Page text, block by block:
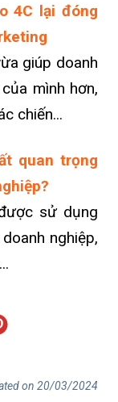
4C lại đóng
giúp doanh
mình hơn,
chiến...
quan trọng
sử dụng
nghiệp,
on 20/03/2024